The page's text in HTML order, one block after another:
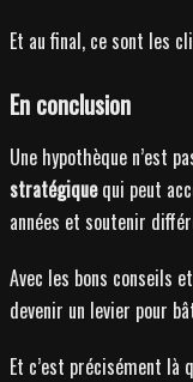
Et au final, ce sont les
En conclusion
Une hypothèque n’est
stratégiquequi peut
années et soutenir
Avec les bons conseils
devenir un levier pour
Et c’est précisément là